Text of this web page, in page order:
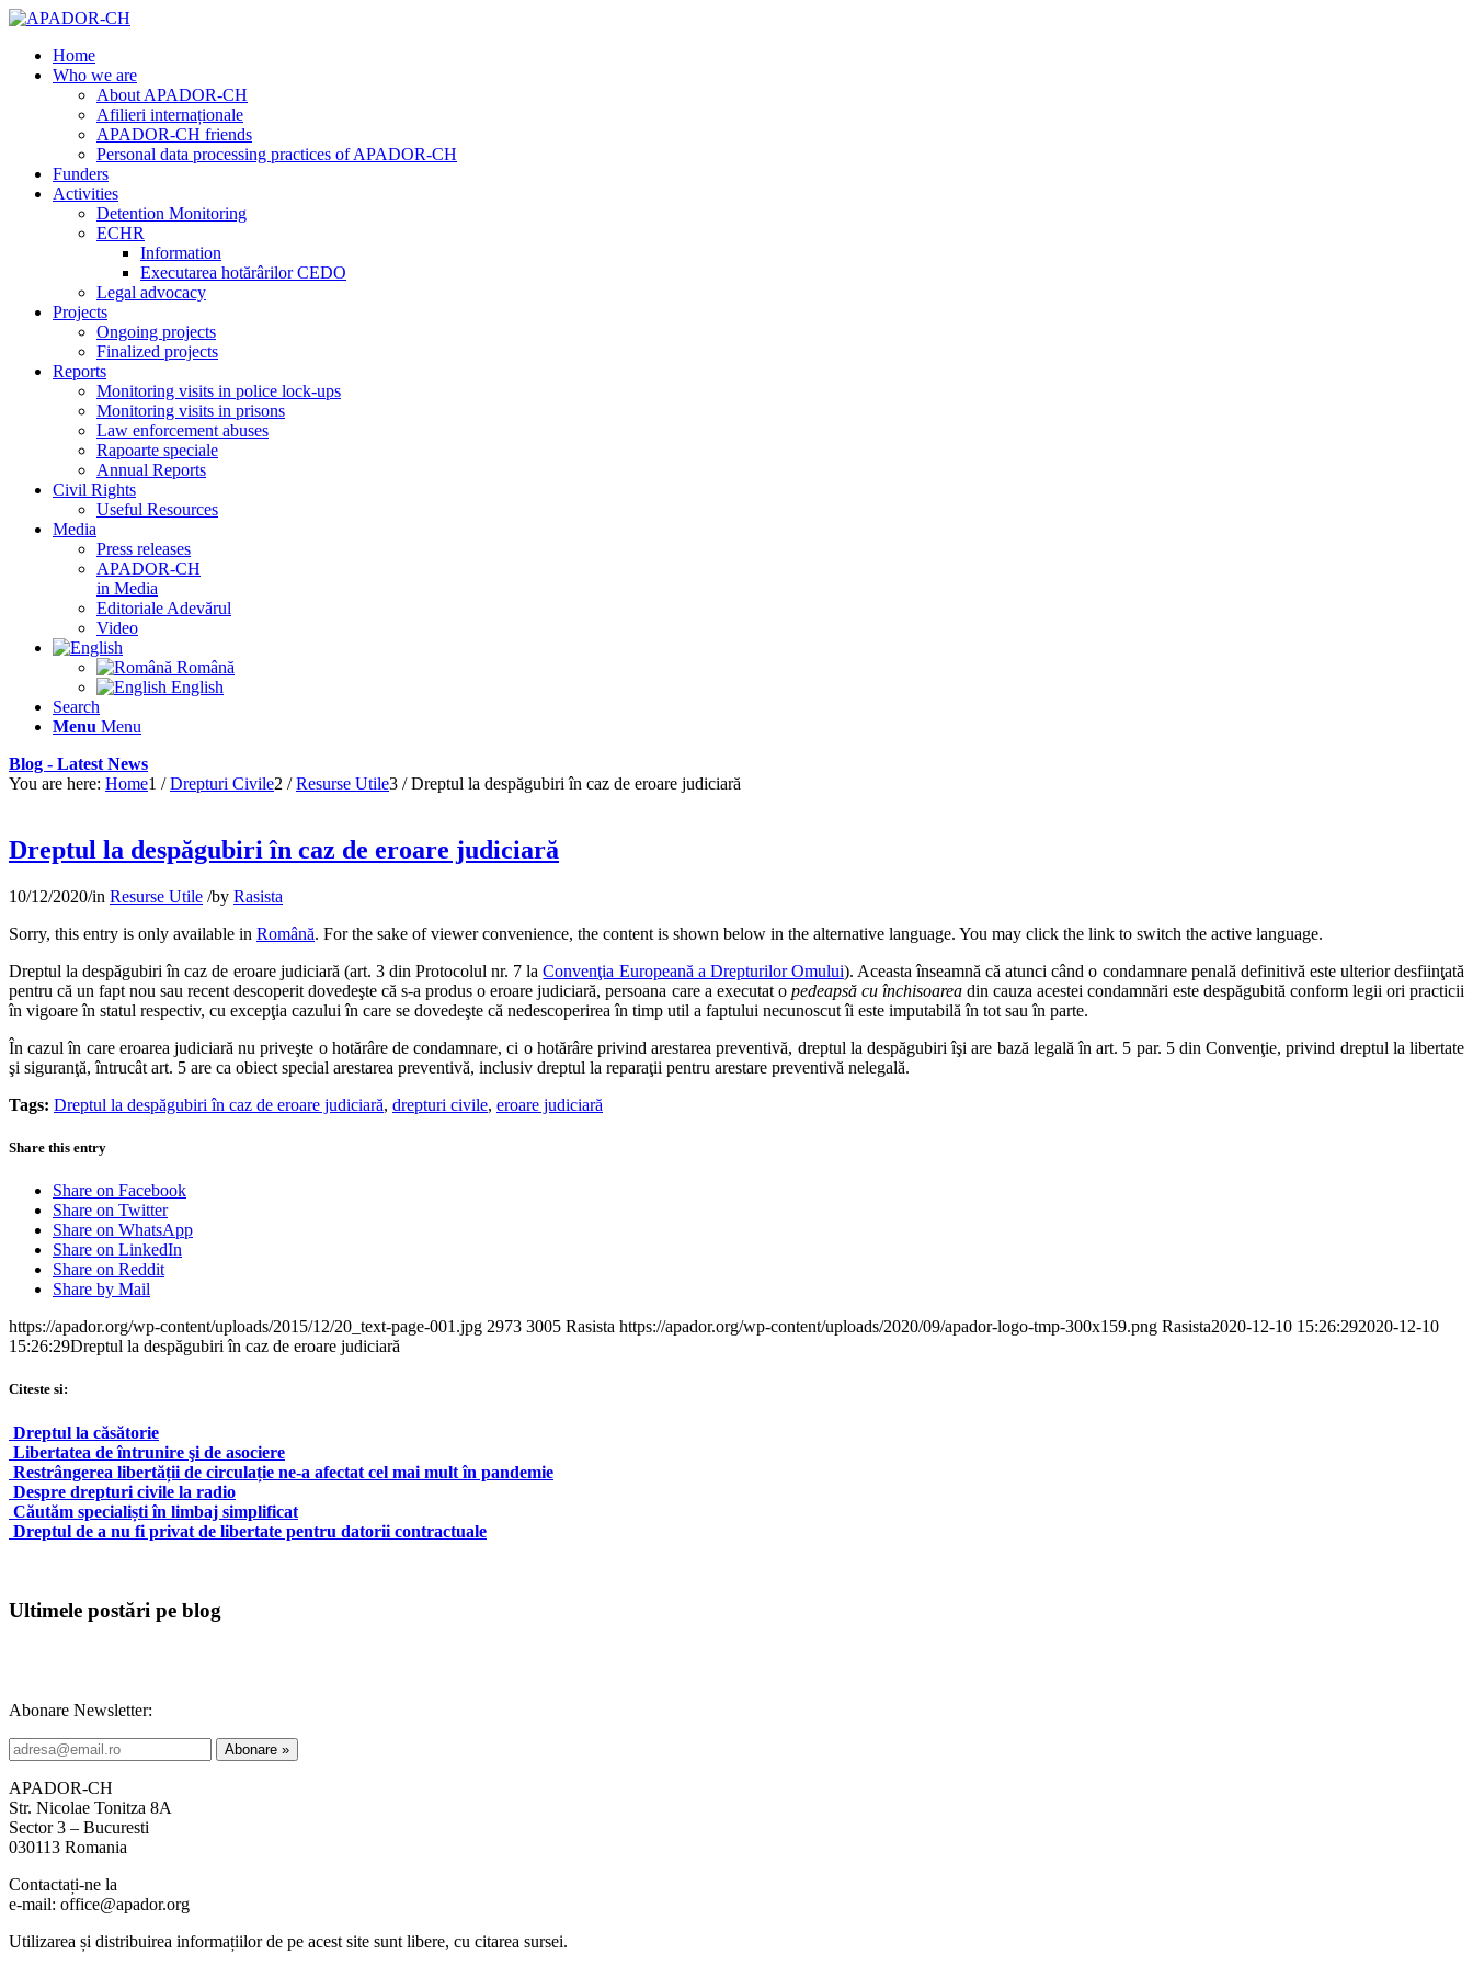
Home
Who we are
About APADOR-CH
Afilieri internaționale
APADOR-CH friends
Personal data processing practices of APADOR-CH
Funders
Activities
Detention Monitoring
ECHR
Information
Executarea hotărârilor CEDO
Legal advocacy
Projects
Ongoing projects
Finalized projects
Reports
Monitoring visits in police lock-ups
Monitoring visits in prisons
Law enforcement abuses
Rapoarte speciale
Annual Reports
Civil Rights
Useful Resources
Media
Press releases
APADOR-CH
in Media
Editoriale Adevărul
Video
Română
English
Search
Menu Menu
Blog - Latest News
You are here: Home1 / Drepturi Civile2 / Resurse Utile3 / Dreptul la despăgubiri în caz de eroare judiciară
Dreptul la despăgubiri în caz de eroare judiciară
10/12/2020/in Resurse Utile /by Rasista
Sorry, this entry is only available in Română. For the sake of viewer convenience, the content is shown below in the alternative language. You may click the link to switch the active language.
Dreptul la despăgubiri în caz de eroare judiciară (art. 3 din Protocolul nr. 7 laConvenţia Europeană a Drepturilor Omului). Aceasta înseamnă că atunci când o condamnare penală definitivă este ulterior desfiinţată
pentru că un fapt nou sau recent descoperit dovedeşte că s-a produs o eroare judiciară, persoana care a executat o pedeapsă cu închisoareadin cauza acestei condamnări este despăgubită conform legii ori practicii
în vigoare în statul respectiv, cu excepţia cazului în care se dovedeşte că nedescoperirea în timp util a faptului necunoscut îi este imputabilă în tot sau în parte.
În cazul în care eroarea judiciară nu priveşte o hotărâre de condamnare, ci o hotărâre privind arestarea preventivă, dreptul la despăgubiri îşi are bază legală în art. 5 par. 5 din Convenţie, privind dreptul la libertate
şi siguranţă, întrucât art. 5 are ca obiect special arestarea preventivă, inclusiv dreptul la reparaţii pentru arestare preventivă nelegală.
Tags: Dreptul la despăgubiri în caz de eroare judiciară, drepturi civile, eroare judiciară
Share this entry
Share on Facebook
Share on Twitter
Share on WhatsApp
Share on LinkedIn
Share on Reddit
Share by Mail
https://apador.org/wp-content/uploads/2015/12/20_text-page-001.jpg 2973 3005 Rasista https://apador.org/wp-content/uploads/2020/09/apador-logo-tmp-300x159.png Rasista2020-12-10 15:26:292020-12-10
15:26:29Dreptul la despăgubiri în caz de eroare judiciară
Citeste si:
Dreptul la căsătorie
Libertatea de întrunire şi de asociere
Restrângerea libertății de circulație ne-a afectat cel mai mult în pandemie
Despre drepturi civile la radio
Căutăm specialiști în limbaj simplificat
Dreptul de a nu fi privat de libertate pentru datorii contractuale
Ultimele postări pe blog
Abonare Newsletter:
APADOR-CH
Str. Nicolae Tonitza 8A
Sector 3 – Bucuresti
030113 Romania
Contactați-ne la
e-mail: office@apador.org
Utilizarea și distribuirea informațiilor de pe acest site sunt libere, cu citarea sursei.